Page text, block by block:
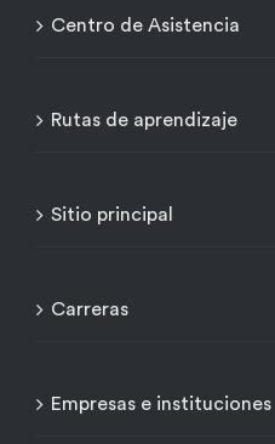
Centro de Asistencia
Rutas de aprendizaje
Sitio principal
Carreras
Empresas e instituciones